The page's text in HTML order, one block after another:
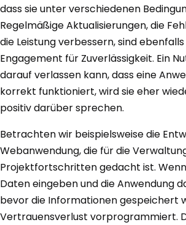
dass sie unter verschiedenen
Regelmäßige Aktualisierungen, die
die Leistung verbessern, sind
Engagement für Zuverlässigkeit. Ein
darauf verlassen kann, dass eine
korrekt funktioniert, wird sie eher
positiv darüber sprechen.
Betrachten wir beispielsweise die
Webanwendung, die für die
Projektfortschritten gedacht ist.
Daten eingeben und die Anwendung
bevor die Informationen gespeichert
Vertrauensverlust vorprogrammiert.